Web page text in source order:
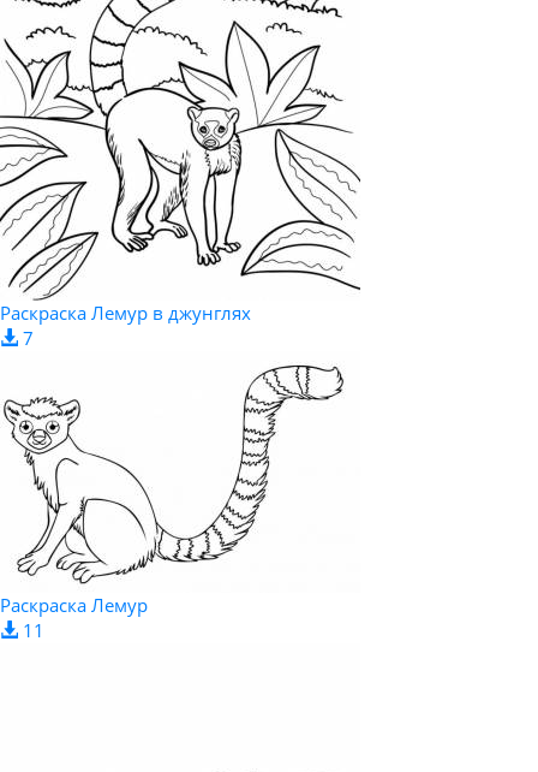
Раскраска Лемур в джунглях
7
Раскраска Лемур
11